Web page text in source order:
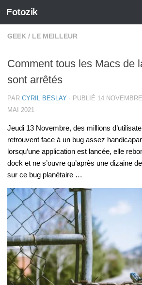
Skip to content
Fotozik
GEEK / LE MEILLEUR
Comment tous les Macs de
sont arrêtés
PAR CYRIL BESLAY · PUBLIÉ 14
MAI 2021
Jeudi 13 Novembre, des millions
retrouvent face à un bug assez
lorsqu’une application est lancée, elle
dock et ne s’ouvre qu’après une dizaine
sur ce bug planétaire …